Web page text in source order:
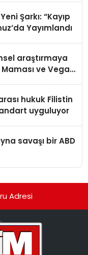
Şarkı: “Kayıp
Yayımlandı
araştırmaya
ve Vegan
hukuk Filistin
uyguluyor
savaşı bir ABD
Adresi